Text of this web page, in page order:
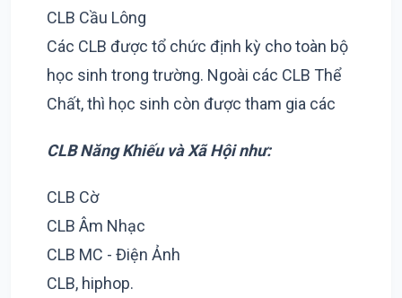
CLB Cầu Lông
Các CLB được tổ chức định kỳ cho toàn bộ
học sinh trong trường. Ngoài các CLB Thể
Chất, thì học sinh còn được tham gia các
CLB Năng Khiếu và Xã Hội như:
CLB Cờ
CLB Âm Nhạc
CLB MC - Điện Ảnh
CLB, hiphop.